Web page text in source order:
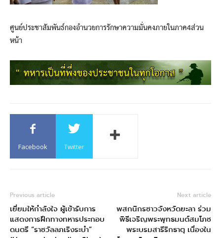
ศูนย์ประชาสัมพันธ์กองอำนวยการรักษาความมั่นคงภายในภาค4ส่วน
หน้า
Facebook Twitter
Previous article
เยี่ยมให้กำลังใจ ผู้เข้ารับการ
แสดงการฝึกทางทหารประกอบ
ดนตรี “ราชวัลลภเริงระบำ”
Next article
พสกนิกรชาวจังหวัดยะลา ร่วม
พิธีเจริญพระพุทธมนต์สมโภช
พระบรมสารีริกธาตุ เนื่องใน